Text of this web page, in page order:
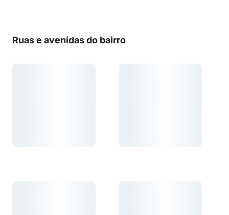
Ruas e avenidas do bairro